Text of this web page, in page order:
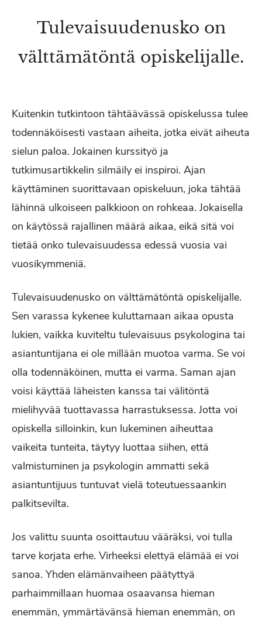
Tulevaisuudenusko on
välttämätöntä opiskelijalle.
Kuitenkin tutkintoon tähtäävässä opiskelussa tulee
todennäköisesti vastaan aiheita, jotka eivät aiheuta
sielun paloa. Jokainen kurssityö ja
tutkimusartikkelin silmäily ei inspiroi. Ajan
käyttäminen suorittavaan opiskeluun, joka tähtää
lähinnä ulkoiseen palkkioon on rohkeaa. Jokaisella
on käytössä rajallinen määrä aikaa, eikä sitä voi
tietää onko tulevaisuudessa edessä vuosia vai
vuosikymmeniä.
Tulevaisuudenusko on välttämätöntä opiskelijalle.
Sen varassa kykenee kuluttamaan aikaa opusta
lukien, vaikka kuviteltu tulevaisuus psykologina tai
asiantuntijana ei ole millään muotoa varma. Se voi
olla todennäköinen, mutta ei varma. Saman ajan
voisi käyttää läheisten kanssa tai välitöntä
mielihyvää tuottavassa harrastuksessa. Jotta voi
opiskella silloinkin, kun lukeminen aiheuttaa
vaikeita tunteita, täytyy luottaa siihen, että
valmistuminen ja psykologin ammatti sekä
asiantuntijuus tuntuvat vielä toteutuessaankin
palkitsevilta.
Jos valittu suunta osoittautuu vääräksi, voi tulla
tarve korjata erhe. Virheeksi elettyä elämää ei voi
sanoa. Yhden elämänvaiheen päätyttyä
parhaimmillaan huomaa osaavansa hieman
enemmän, ymmärtävänsä hieman enemmän, on